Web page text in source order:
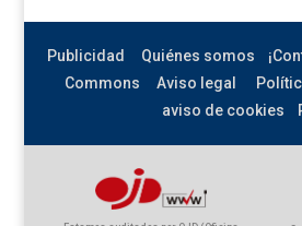
Publicidad Quiénes somos
Commons
Aviso legal
aviso de cookies